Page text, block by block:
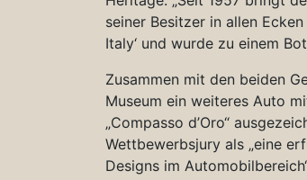
seiner Besitzer in allen
Italy‘ und wurde zu einem
Zusammen mit den beiden
Museum ein weiteres Auto
„Compasso d’Oro“
Wettbewerbsjury als „eine
Designs im